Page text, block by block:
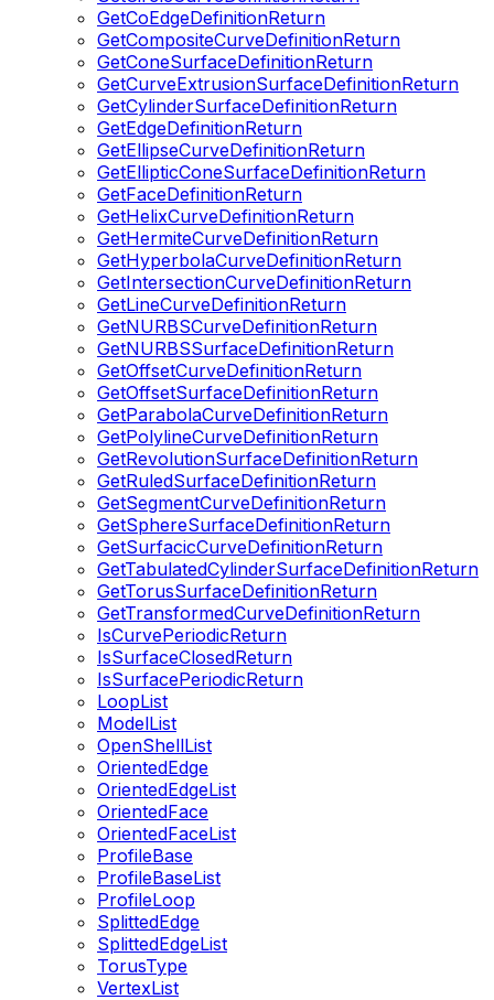
GetCoEdgeDefinitionReturn
GetCompositeCurveDefinitionReturn
GetConeSurfaceDefinitionReturn
GetCurveExtrusionSurfaceDefinitionReturn
GetCylinderSurfaceDefinitionReturn
GetEdgeDefinitionReturn
GetEllipseCurveDefinitionReturn
GetEllipticConeSurfaceDefinitionReturn
GetFaceDefinitionReturn
GetHelixCurveDefinitionReturn
GetHermiteCurveDefinitionReturn
GetHyperbolaCurveDefinitionReturn
GetIntersectionCurveDefinitionReturn
GetLineCurveDefinitionReturn
GetNURBSCurveDefinitionReturn
GetNURBSSurfaceDefinitionReturn
GetOffsetCurveDefinitionReturn
GetOffsetSurfaceDefinitionReturn
GetParabolaCurveDefinitionReturn
GetPolylineCurveDefinitionReturn
GetRevolutionSurfaceDefinitionReturn
GetRuledSurfaceDefinitionReturn
GetSegmentCurveDefinitionReturn
GetSphereSurfaceDefinitionReturn
GetSurfacicCurveDefinitionReturn
GetTabulatedCylinderSurfaceDefinitionReturn
GetTorusSurfaceDefinitionReturn
GetTransformedCurveDefinitionReturn
IsCurvePeriodicReturn
IsSurfaceClosedReturn
IsSurfacePeriodicReturn
LoopList
ModelList
OpenShellList
OrientedEdge
OrientedEdgeList
OrientedFace
OrientedFaceList
ProfileBase
ProfileBaseList
ProfileLoop
SplittedEdge
SplittedEdgeList
TorusType
VertexList